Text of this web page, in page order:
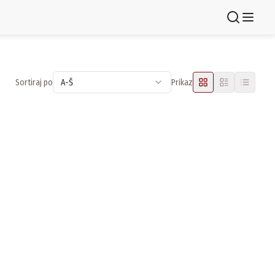
Sortiraj po A-Š Prikaz